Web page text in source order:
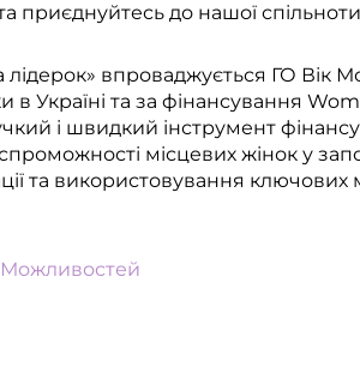
приєднуйтесь до нашої
впроваджується ГО Вік
Україні та за фінансування
і швидкий інструмент
місцевих жінок у
та використовування
Можливостей